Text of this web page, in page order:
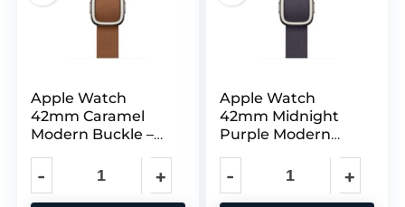
Apple Watch
42mm Caramel
Modern Buckle –
Apple Watch
42mm Midnight
Purple Modern